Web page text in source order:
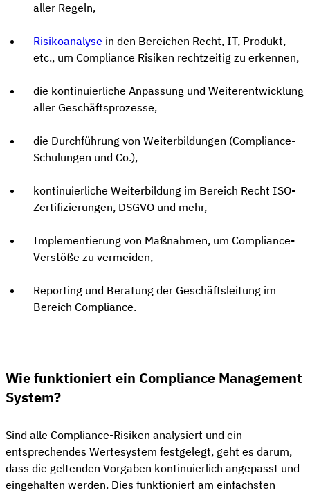
aller Regeln,
Risikoanalyse in den Bereichen Recht, IT, Produkt,
etc., um Compliance Risiken rechtzeitig zu erkennen,
die kontinuierliche Anpassung und Weiterentwicklung
aller Geschäftsprozesse,
die Durchführung von Weiterbildungen (Compliance-
Schulungen und Co.),
kontinuierliche Weiterbildung im Bereich Recht ISO-
Zertifizierungen, DSGVO und mehr,
Implementierung von Maßnahmen, um Compliance-
Verstöße zu vermeiden,
Reporting und Beratung der Geschäftsleitung im
Bereich Compliance.
Wie funktioniert ein Compliance Management
System?
Sind alle Compliance-Risiken analysiert und ein
entsprechendes Wertesystem festgelegt, geht es darum,
dass die geltenden Vorgaben kontinuierlich angepasst und
eingehalten werden. Dies funktioniert am einfachsten